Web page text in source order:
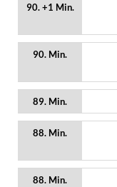
90. +1 Min.
90. Min.
89. Min.
88. Min.
88. Min.